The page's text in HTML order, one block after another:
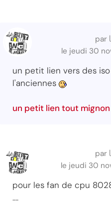
par
le jeudi 30
un petit lien vers des
l'anciennes
un petit lien tout mignon
par
le jeudi 30
pour les fan de cpu
....